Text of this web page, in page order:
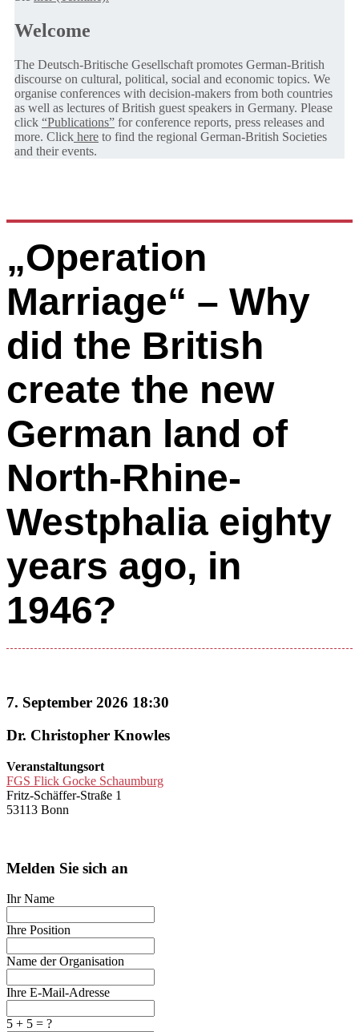
Welcome
The Deutsch-Britische Gesellschaft promotes German-British
discourse on cultural, political, social and economic topics. We
organise conferences with decision-makers from both countries
as well as lectures of British guest speakers in Germany. Please
click “Publications” for conference reports, press releases and
more. Click here to find the regional German-British Societies
and their events.
„Operation
Marriage“ – Why
did the British
create the new
German land of
North-Rhine-
Westphalia eighty
years ago, in
1946?
7. September 2026 18:30
Dr. Christopher Knowles
Veranstaltungsort
FGS Flick Gocke Schaumburg
Fritz-Schäffer-Straße 1
53113 Bonn
Melden Sie sich an
Ihr Name
Ihre Position
Name der Organisation
Ihre E-Mail-Adresse
5 + 5 = ?